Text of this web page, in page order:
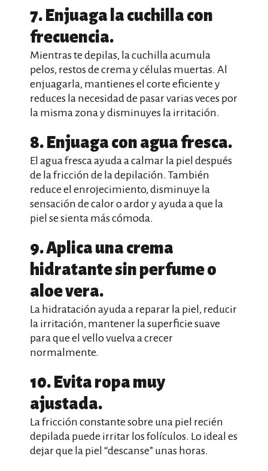
7. Enjuaga la cuchilla con
frecuencia.
Mientras te depilas, la cuchilla acumula
pelos, restos de crema y células muertas. Al
enjuagarla, mantienes el corte eficiente y
reduces la necesidad de pasar varias veces por
la misma zona y disminuyes la irritación.
8. Enjuaga con agua fresca.
El agua fresca ayuda a calmar la piel después
de la fricción de la depilación. También
reduce el enrojecimiento, disminuye la
sensación de calor o ardor y ayuda a que la
piel se sienta más cómoda.
9. Aplica una crema
hidratante sin perfume o
aloe vera.
La hidratación ayuda a reparar la piel, reducir
la irritación, mantener la superficie suave
para que el vello vuelva a crecer
normalmente.
10. Evita ropa muy
ajustada.
La fricción constante sobre una piel recién
depilada puede irritar los folículos. Lo ideal es
dejar que la piel “descanse” unas horas.